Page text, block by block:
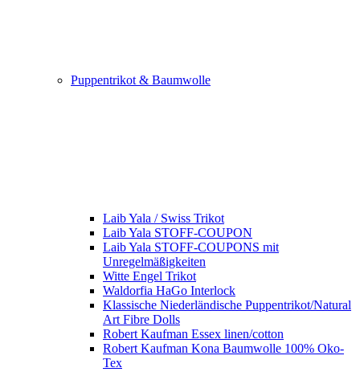
Puppentrikot & Baumwolle
Laib Yala / Swiss Trikot
Laib Yala STOFF-COUPON
Laib Yala STOFF-COUPONS mit
Unregelmäßigkeiten
Witte Engel Trikot
Waldorfia HaGo Interlock
Klassische Niederländische Puppentrikot/Natural
Art Fibre Dolls
Robert Kaufman Essex linen/cotton
Robert Kaufman Kona Baumwolle 100% Oko-
Tex